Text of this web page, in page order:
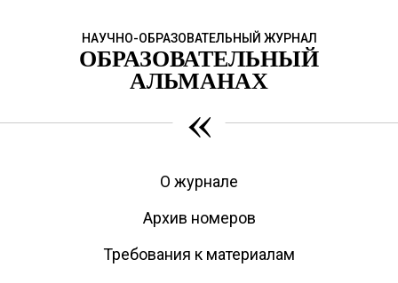
НАУЧНО-ОБРАЗОВАТЕЛЬНЫЙ ЖУРНАЛ
ОБРАЗОВАТЕЛЬНЫЙ
АЛЬМАНАХ
«
О журнале
Архив номеров
Требования к материалам